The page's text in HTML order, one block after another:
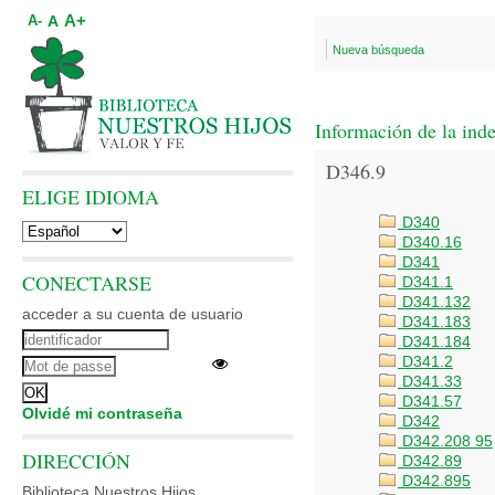
Nueva búsqueda
Información de la
D346.9
D340
D340.16
D341
D341.1
D341.132
D341.183
D341.184
D341.2
D341.33
D341.57
D342
D342.208 95
D342.89
D342.895
A- A A+
ELIGE IDIOMA
CONECTARSE
acceder a su cuenta de usuario
Olvidé mi contraseña
DIRECCIÓN